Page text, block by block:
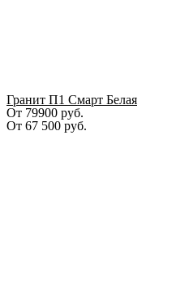
Гранит П1 Смарт Белая
От 79900 руб.
От 67 500 руб.